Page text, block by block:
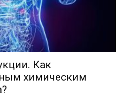
Как
химическим